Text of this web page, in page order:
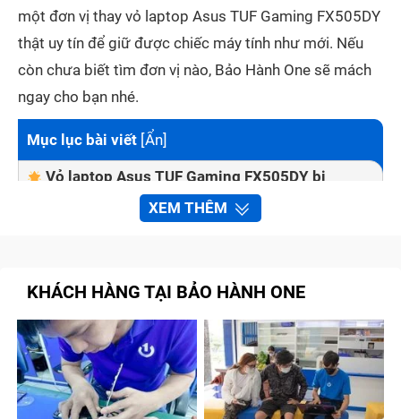
một đơn vị thay vỏ laptop Asus TUF Gaming FX505DY
thật uy tín để giữ được chiếc máy tính như mới. Nếu
còn chưa biết tìm đơn vị nào, Bảo Hành One sẽ mách
ngay cho bạn nhé.
Mục lục bài viết [Ẩn]
Vỏ laptop Asus TUF Gaming FX505DY bị
vỡ ảnh hưởng tới tình trạng máy như thế nào?
Thay vỏ laptop Asus TUF Gaming FX505DY
nhanh chóng và chất lượng tại Bảo Hành One
Quy trình thay vỏ laptop Asus TUF Gaming
FX505DY tại Bảo Hành One
Cách giữ cho vỏ laptop Asus TUF Gaming
FX505DY không bị trầy xước sau khi thay mới
XEM THÊM
KHÁCH HÀNG TẠI BẢO HÀNH ONE